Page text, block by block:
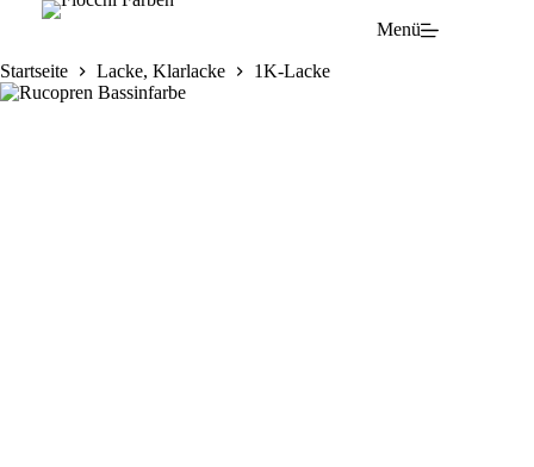
Menü
Startseite Lacke, Klarlacke 1K-Lacke